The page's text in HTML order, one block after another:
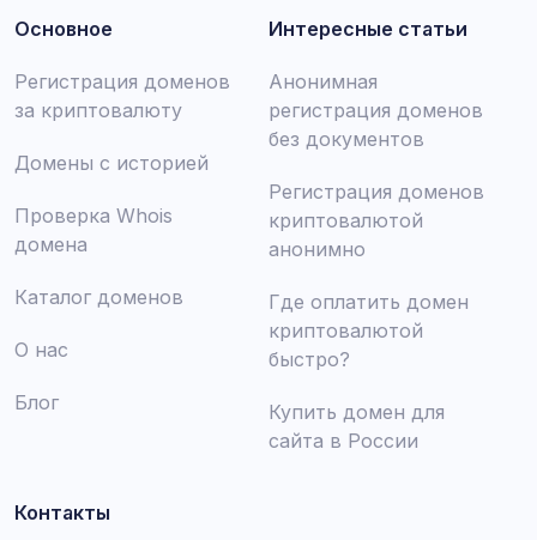
Основное
Регистрация доменов
за криптовалюту
Домены с историей
Проверка Whois
домена
Каталог доменов
О нас
Блог
Интересные статьи
Анонимная
регистрация доменов
без документов
Регистрация доменов
криптовалютой
анонимно
Где оплатить домен
криптовалютой
быстро?
Купить домен для
сайта в России
Контакты